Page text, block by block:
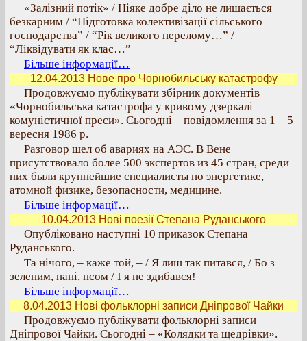
«Залізний потік» / Ніяке добре діло не лишається
безкарним / “Підготовка колективізації сільського
господарства” / “Рік великого перелому…” /
“Ліквідувати як клас…”
Більше інформації…
12.04.2013 Нове про Чорнобильську катастрофу
Продовжуємо публікувати збірник документів
«Чорнобильська катастрофа у кривому дзеркалі
комуністичної преси». Сьогодні – повідомлення за 1 – 5
вересня 1986 р.
Разговор шел об авариях на АЭС. В Вене
присутствовало более 500 экспертов из 45 стран, среди
них были крупнейшие специалисты по энергетике,
атомной физике, безопасности, медицине.
Більше інформації…
10.04.2013 Нові поезії Степана Руданського
Опубліковано наступні 10 приказок Степана
Руданського.
Та нічого, – каже той, – / Я лиш так питався, / Бо з
зеленим, пані, псом / І я не здибався!
Більше інформації…
8.04.2013 Нові фольклорні записи Дніпрової Чайки
Продовжуємо публікувати фольклорні записи
Дніпрової Чайки. Сьогодні – «Колядки та щедрівки».